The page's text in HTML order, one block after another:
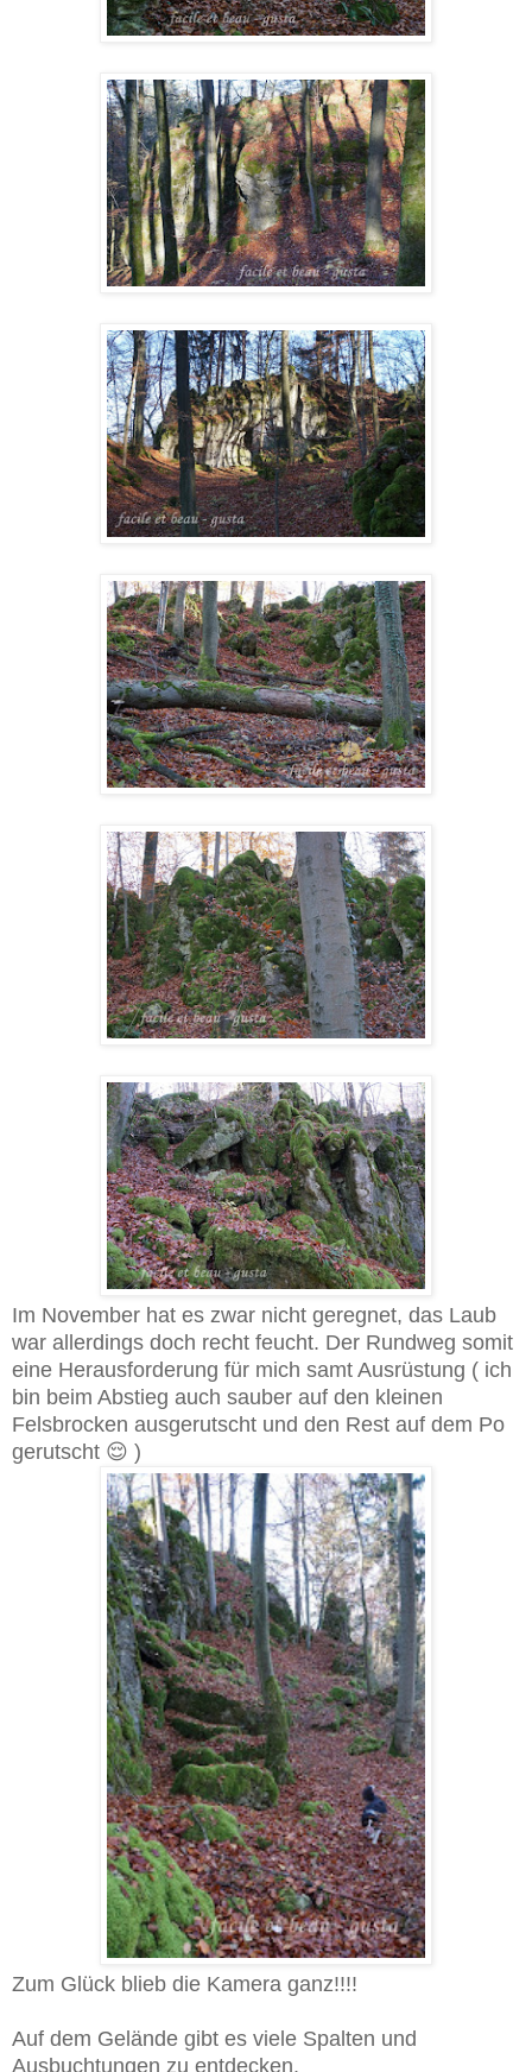
Im November hat es zwar nicht geregnet, das Laub
war allerdings doch recht feucht. Der Rundweg somit
eine Herausforderung für mich samt Ausrüstung ( ich
bin beim Abstieg auch sauber auf den kleinen
Felsbrocken ausgerutscht und den Rest auf dem Po
gerutscht 😌 )
Zum Glück blieb die Kamera ganz!!!!
Auf dem Gelände gibt es viele Spalten und
Ausbuchtungen zu entdecken.